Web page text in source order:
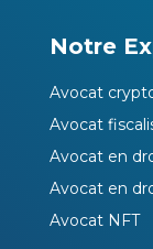
Notre
Avocat
Avocat
Avocat en
Avocat en
Avocat NFT